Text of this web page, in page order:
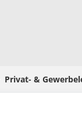
Privat- &